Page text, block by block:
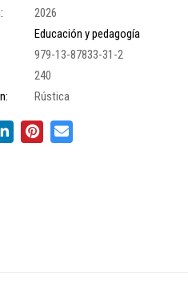
2026
Educación y pedagogía
979-13-87833-31-2
240
Rústica